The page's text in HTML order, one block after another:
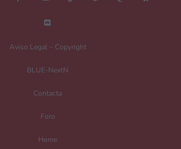
correo electrónico y web en este navegador para la
Aviso Legal – Copyright
BLUE-NextN
Contacta
Foro
Home